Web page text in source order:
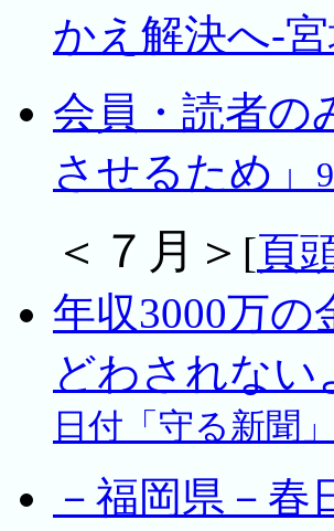
かえ解決へ-
会員・読者の
させるため」
＜７月＞ [頁
年収3000万
どわされな
日付「守る新聞」
－福岡県－